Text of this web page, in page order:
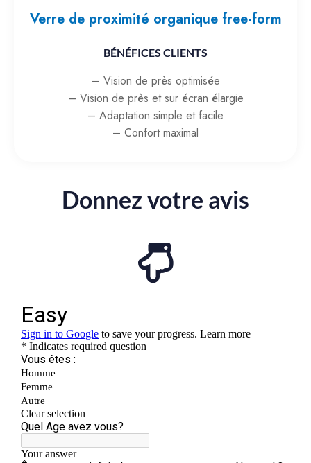
Verre de proximité organique free-form
BÉNÉFICES CLIENTS
– Vision de près optimisée
– Vision de près et sur écran élargie
– Adaptation simple et facile
– Confort maximal
Donnez votre avis